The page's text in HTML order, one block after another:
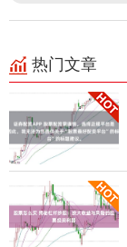
热门文章